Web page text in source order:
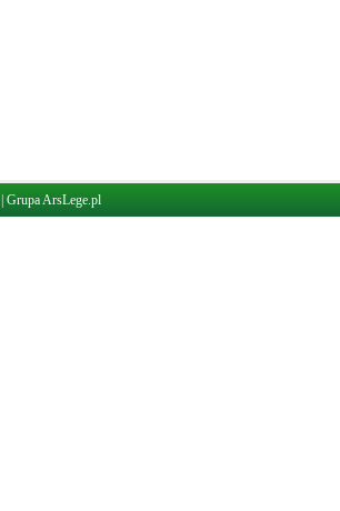
Grupa ArsLege.pl